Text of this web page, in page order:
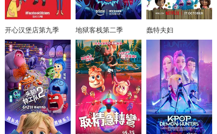
开心汉堡店第九季 地狱客栈第二季 蠢特夫妇